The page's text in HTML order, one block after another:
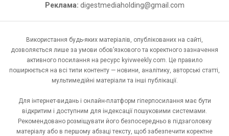
Реклама: digestmediaholding@gmail.com
Використання будь-яких матеріалів, опублікованих на сайті,
дозволяється лише за умови обов’язкового та коректного зазначення
активного посилання на ресурс kyivweekly.com. Це правило
поширюється на всі типи контенту — новини, аналітику, авторські статті,
мультимедійні матеріали та інші публікації.
Для інтернет-видань і онлайн-платформ гіперпосилання має бути
відкритим і доступним для індексації пошуковими системами.
Рекомендовано розміщувати його безпосередньо в підзаголовку
матеріалу або в першому абзаці тексту, щоб забезпечити коректне